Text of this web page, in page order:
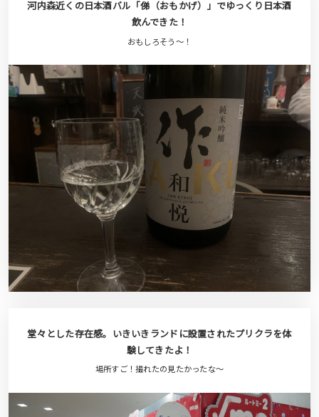
河内森近くの日本酒バル「俤（おもかげ）」でゆっくり日本酒
飲んできた！
おもしろそう〜！
堂々とした存在感。いきいきランドに設置されたプリクラを体
験してきたよ！
場所すご！撮れたの見たかったな〜